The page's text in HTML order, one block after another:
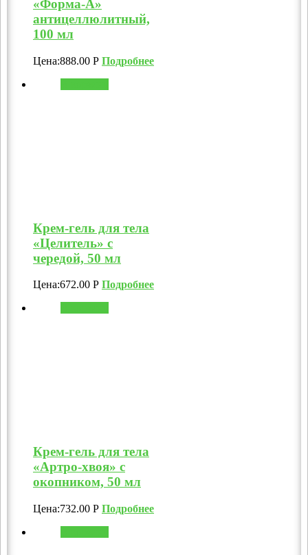
«Форма-А»
антицеллюлитный,
100 мл
Цена:888.00 Р Подробнее
Крем-гель для тела
«Целитель» с
чередой, 50 мл
Цена:672.00 Р Подробнее
Крем-гель для тела
«Артро-хвоя» с
окопником, 50 мл
Цена:732.00 Р Подробнее